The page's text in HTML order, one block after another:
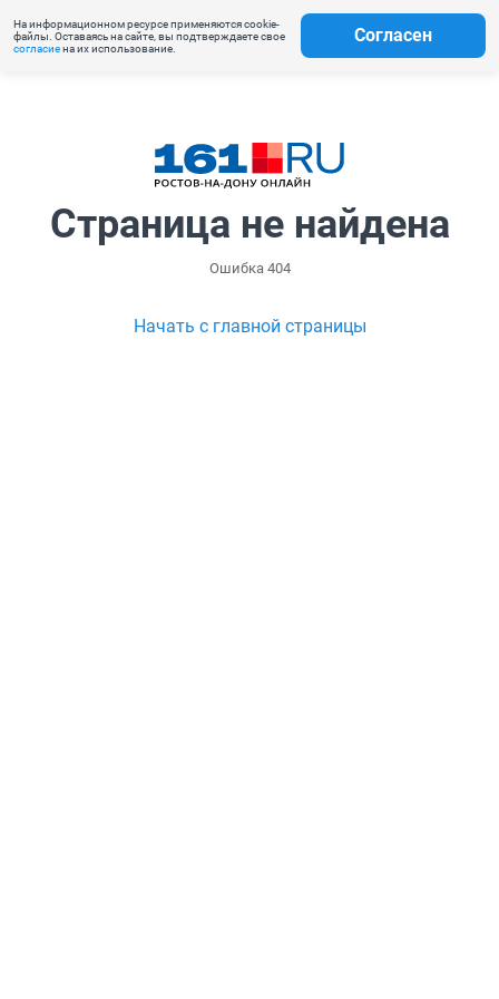
На информационном ресурсе применяются cookie-
файлы. Оставаясь на сайте, вы подтверждаете свое
согласиена их использование.
Согласен
Страница не найдена
Ошибка 404
Начать с главной страницы